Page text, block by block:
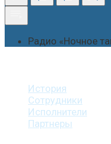
Радио «Ночное
История
Сотрудники
Исполнители
Партнеры